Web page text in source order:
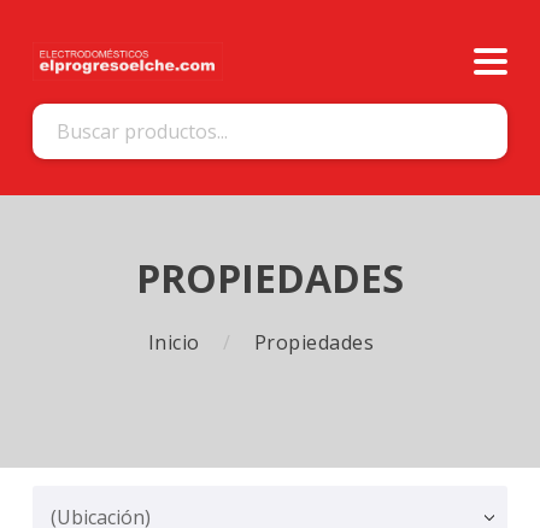
PROPIEDADES
Inicio Propiedades